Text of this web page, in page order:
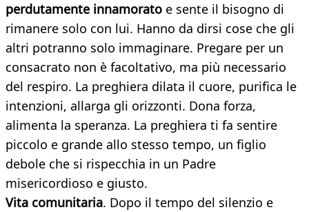
perdutamente innamorato e sente il bisogno di
rimanere solo con lui. Hanno da dirsi cose che gli
altri potranno solo immaginare. Pregare per un
consacrato non è facoltativo, ma più necessario
del respiro. La preghiera dilata il cuore, purifica le
intenzioni, allarga gli orizzonti. Dona forza,
alimenta la speranza. La preghiera ti fa sentire
piccolo e grande allo stesso tempo, un figlio
debole che si rispecchia in un Padre
misericordioso e giusto.
Vita comunitaria. Dopo il tempo del silenzio e